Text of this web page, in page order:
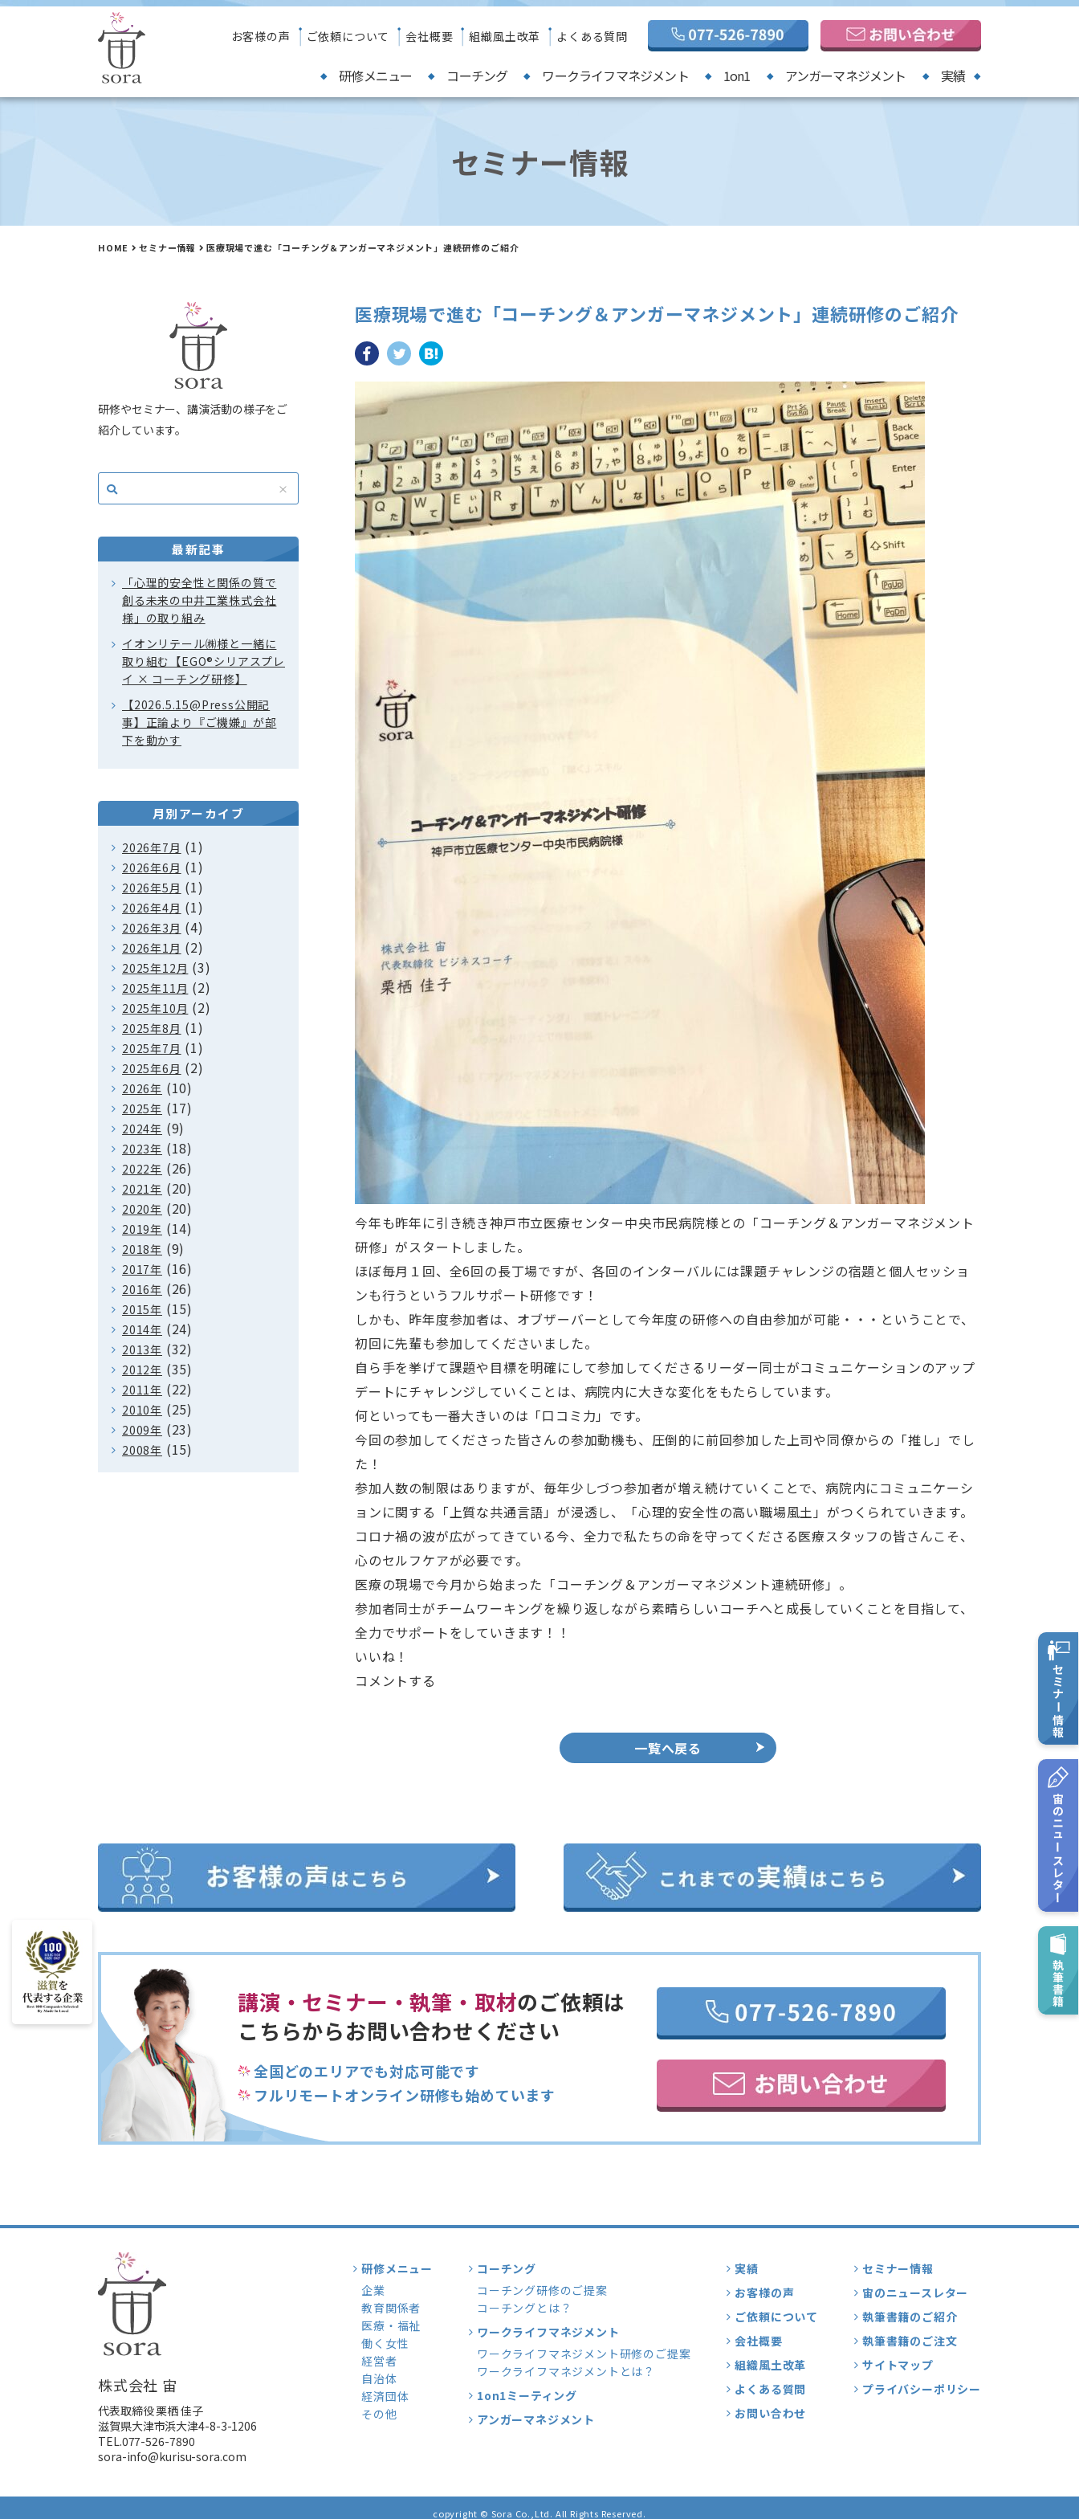
お客様の声 ご依頼について 会社概要 組織風土改革 よくある質問
研修メニュー コーチング ワークライフマネジメント 1on1 アンガーマネジメント 実績
セミナー情報
HOME セミナー情報 医療現場で進む「コーチング＆アンガーマネジメント」連続研修のご紹介
医療現場で進む「コーチング＆アンガーマネジメント」連続研修のご紹介
今年も昨年に引き続き神戸市立医療センター中央市民病院様との「コーチング＆アンガーマネジメント
研修」がスタートしました。
ほぼ毎月１回、全6回の長丁場ですが、各回のインターバルには課題チャレンジの宿題と個人セッショ
ンも行うというフルサポート研修です！
しかも、昨年度参加者は、オブザーバーとして今年度の研修への自由参加が可能・・・ということで、
初回に先輩も参加してくださいました。
自ら手を挙げて課題や目標を明確にして参加してくださるリーダー同士がコミュニケーションのアップ
デートにチャレンジしていくことは、病院内に大きな変化をもたらしています。
何といっても一番大きいのは「口コミ力」です。
今回の参加してくださった皆さんの参加動機も、圧倒的に前回参加した上司や同僚からの「推し」でし
た！
参加人数の制限はありますが、毎年少しづつ参加者が増え続けていくことで、病院内にコミュニケーシ
ョンに関する「上質な共通言語」が浸透し、「心理的安全性の高い職場風土」がつくられていきます。
コロナ禍の波が広がってきている今、全力で私たちの命を守ってくださる医療スタッフの皆さんこそ、
心のセルフケアが必要です。
医療の現場で今月から始まった「コーチング＆アンガーマネジメント連続研修」。
参加者同士がチームワーキングを繰り返しながら素晴らしいコーチへと成長していくことを目指して、
全力でサポートをしていきます！！
いいね！
コメントする
一覧へ戻る
研修やセミナー、講演活動の様子をご
紹介しています。
最新記事
「心理的安全性と関係の質で
創る未来の中井工業株式会社
様」の取り組み
イオンリテール㈱様と一緒に
取り組む【EGO®シリアスプレ
イ × コーチング研修】
【2026.5.15@Press公開記
事】正論より『ご機嫌』が部
下を動かす
月別アーカイブ
2026年7月 (1)
2026年6月 (1)
2026年5月 (1)
2026年4月 (1)
2026年3月 (4)
2026年1月 (2)
2025年12月 (3)
2025年11月 (2)
2025年10月 (2)
2025年8月 (1)
2025年7月 (1)
2025年6月 (2)
2026年 (10)
2025年 (17)
2024年 (9)
2023年 (18)
2022年 (26)
2021年 (20)
2020年 (20)
2019年 (14)
2018年 (9)
2017年 (16)
2016年 (26)
2015年 (15)
2014年 (24)
2013年 (32)
2012年 (35)
2011年 (22)
2010年 (25)
2009年 (23)
2008年 (15)
講演・セミナー・執筆・取材のご依頼は
こちらからお問い合わせください
全国どのエリアでも対応可能です
フルリモートオンライン研修も始めています
株式会社 宙
代表取締役 栗栖 佳子
滋賀県大津市浜大津4-8-3-1206
TEL.077-526-7890
sora-info@kurisu-sora.com
研修メニュー
企業
教育関係者
医療・福祉
働く女性
経営者
自治体
経済団体
その他
コーチング
コーチング研修のご提案
コーチングとは？
ワークライフマネジメント
ワークライフマネジメント研修のご提案
ワークライフマネジメントとは？
1on1ミーティング
アンガーマネジメント
実績
お客様の声
ご依頼について
会社概要
組織風土改革
よくある質問
お問い合わせ
セミナー情報
宙のニュースレター
執筆書籍のご紹介
執筆書籍のご注文
サイトマップ
プライバシーポリシー
copyright © Sora Co.,Ltd. All Rights Reserved.